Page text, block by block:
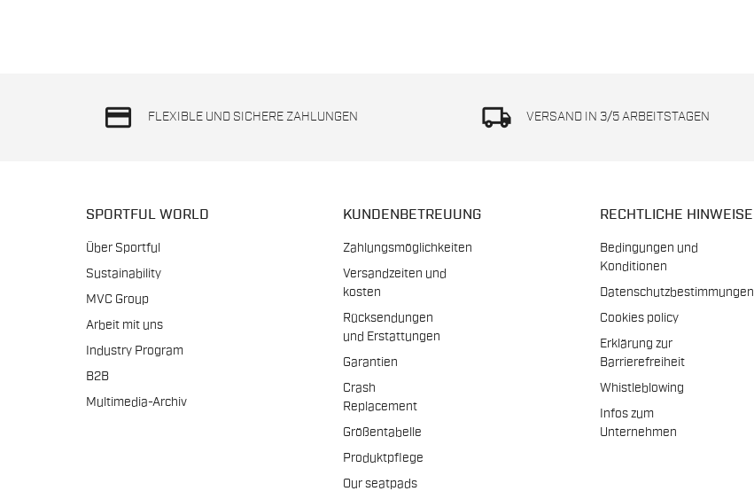
credit_card FLEXIBLE UND SICHERE ZAHLUNGEN local_shipping VERSAND IN 3/5 ARBEITSTAGEN
SPORTFUL WORLD
Über Sportful
Sustainability
MVC Group
Arbeit mit uns
Industry Program
B2B
Multimedia-Archiv
KUNDENBETREUUNG
Zahlungsmöglichkeiten
Versandzeiten und
kosten
Rücksendungen
und Erstattungen
Garantien
Crash
Replacement
Größentabelle
Produktpflege
Our seatpads
RECHTLICHE HINWEISE
Bedingungen und
Konditionen
Datenschutzbestimmungen
Cookies policy
Erklärung zur
Barrierefreiheit
Whistleblowing
Infos zum
Unternehmen